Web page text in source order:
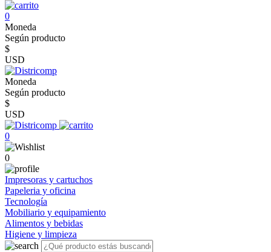
0
Moneda
Según producto
$
USD
Moneda
Según producto
$
USD
0
0
Impresoras y cartuchos
Papeleria y oficina
Tecnología
Mobiliario y equipamiento
Alimentos y bebidas
Higiene y limpieza